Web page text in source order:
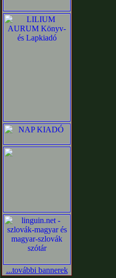
...további bannerek